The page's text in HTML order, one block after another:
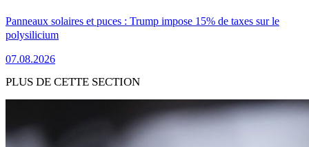
Panneaux solaires et puces : Trump impose 15% de taxes sur le
polysilicium
07.08.2026
PLUS DE CETTE SECTION